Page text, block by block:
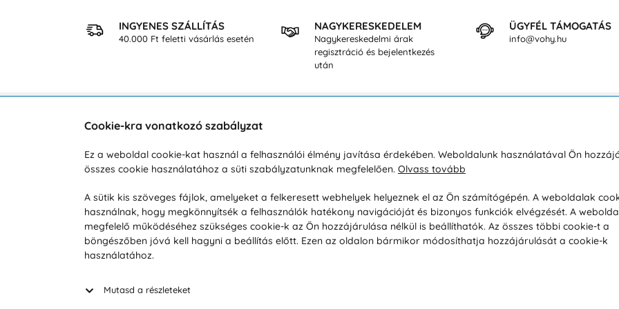
INGYENES SZÁLLÍTÁS
40.000 Ft feletti vásárlás esetén
NAGYKERESKEDELEM
Nagykereskedelmi árak
regisztráció és bejelentkezés
után
ÜGYFÉL TÁMOGATÁS
info@vohy.hu
Hétköznap 8:00-tól 16:00-ig
info@vohy.hu
Reklamáció / Áru visszaküldése
Szállítás és fizetés
Üzleti feltételek
Visszaküldési politika
Társaságról
Magánélet
Tanácsadó iroda
Cookie-kra vonatkozó szabályzat
Ez a weboldal cookie-kat használ a felhasználói élmény javítása érdekében. Weboldalunk használatával Ön
összes cookie használatához a süti szabályzatunknak megfelelően. Olvass tovább
A sütik kis szöveges fájlok, amelyeket a felkeresett webhelyek helyeznek el az Ön számítógépén. A weboldalak
használnak, hogy megkönnyítsék a felhasználók hatékony navigációját és bizonyos funkciók elvégzését. A
megfelelő működéséhez szükséges cookie-k az Ön hozzájárulása nélkül is beállíthatók. Az összes többi cookie-t a
böngészőben jóvá kell hagyni a beállítás előtt. Ezen az oldalon bármikor módosíthatja hozzájárulását a cookie-k
használatához.
Mutasd a részleteket